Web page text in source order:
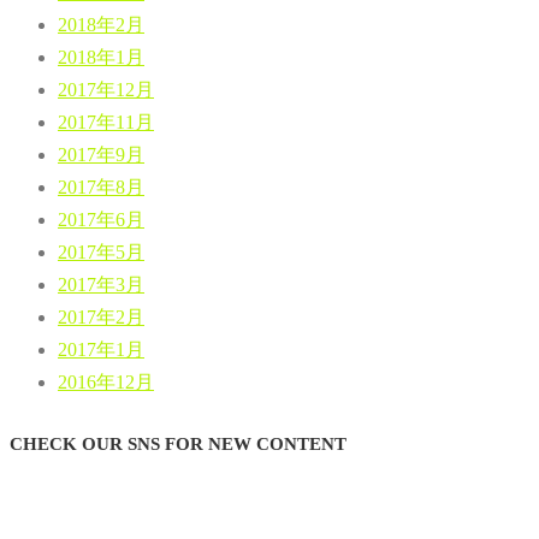
2018年2月
2018年1月
2017年12月
2017年11月
2017年9月
2017年8月
2017年6月
2017年5月
2017年3月
2017年2月
2017年1月
2016年12月
CHECK OUR SNS FOR NEW CONTENT